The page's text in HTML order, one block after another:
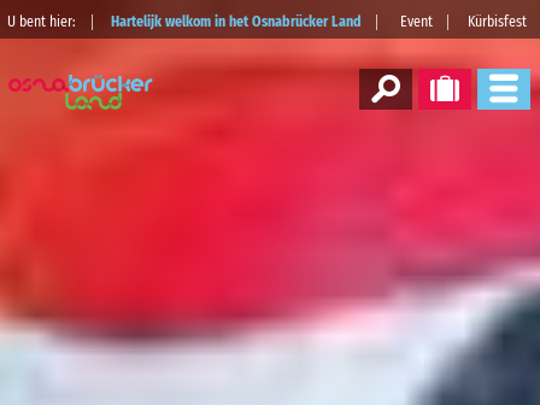
U bent hier: Hartelijk welkom in het Osnabrücker Land Event Kürbisfest